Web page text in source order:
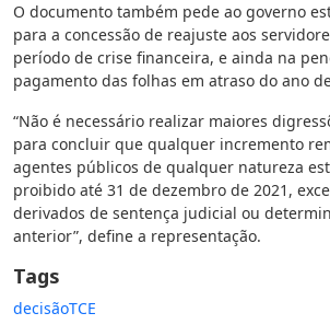
O documento também pede ao governo
para a concessão de reajuste aos
período de crise financeira, e ainda na
pagamento das folhas em atraso do ano
“Não é necessário realizar maiores
para concluir que qualquer incremento
agentes públicos de qualquer natureza
proibido até 31 de dezembro de 2021,
derivados de sentença judicial ou
anterior”, define a representação.
Tags
decisãoTCE